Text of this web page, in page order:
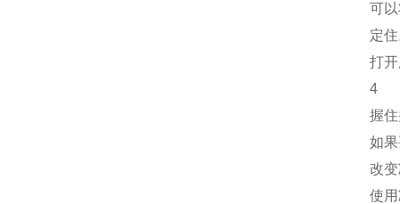
可
定
打
4
握
如
改
使